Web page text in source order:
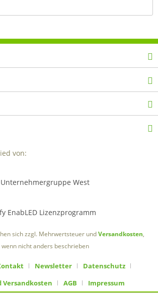
von:
sich zzgl. Mehrwertsteuer undVersandkosten,
wenn nicht anders beschrieben
Newsletter
Datenschutz
Versandkosten
AGB Impressum